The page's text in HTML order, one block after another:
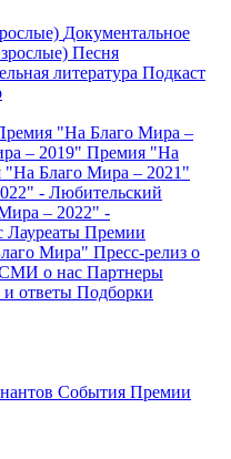
Документальное
Песня
литература Подкаст
"На Благо Мира –
– 2019" Премия "На
"На Благо Мира – 2021"
- Любительский
– 2022" -
Лауреаты Премии
Мира" Пресс-релиз о
о нас Партнеры
ответы Подборки
События Премии